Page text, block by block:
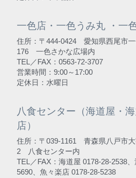
一色店・一色うみ丸 ・一
住所：〒444-0424　愛知県西尾市
176　一色さかな広場内
TEL／FAX：0563-72-3707
営業時間：9:00～17:00
定休日：水曜日
八食センター（海道屋・
店）
住所：〒039-1161　青森県八戸市
2　八食センター内
TEL／FAX：海道屋 0178-28-2538
5690、魚々楽店 0178-28-5238